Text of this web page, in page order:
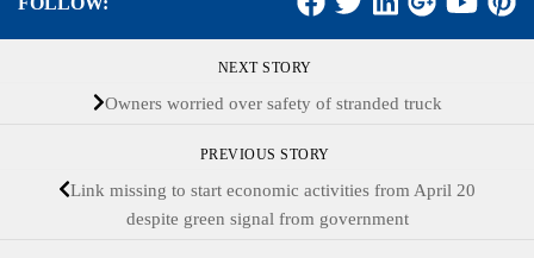
NEXT STORY
Owners worried over safety of stranded truck
PREVIOUS STORY
Link missing to start economic activities from April 20
despite green signal from government